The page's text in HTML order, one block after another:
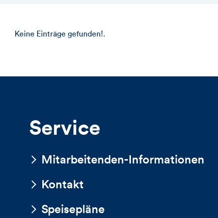
Keine Einträge gefunden!.
Service
Mitarbeitenden-Informationen
Kontakt
Speisepläne